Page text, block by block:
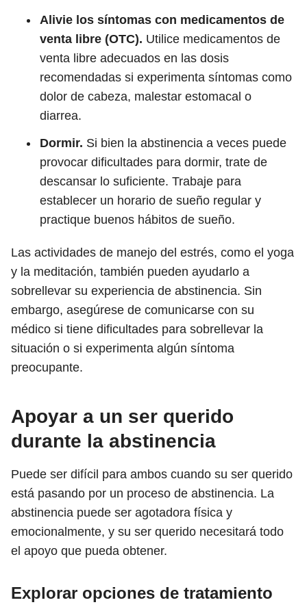
Alivie los síntomas con medicamentos de
venta libre (OTC). Utilice medicamentos de
venta libre adecuados en las dosis
recomendadas si experimenta síntomas como
dolor de cabeza, malestar estomacal o
diarrea.
Dormir. Si bien la abstinencia a veces puede
provocar dificultades para dormir, trate de
descansar lo suficiente. Trabaje para
establecer un horario de sueño regular y
practique buenos hábitos de sueño.
Las actividades de manejo del estrés, como el yoga
y la meditación, también pueden ayudarlo a
sobrellevar su experiencia de abstinencia. Sin
embargo, asegúrese de comunicarse con su
médico si tiene dificultades para sobrellevar la
situación o si experimenta algún síntoma
preocupante.
Apoyar a un ser querido
durante la abstinencia
Puede ser difícil para ambos cuando su ser querido
está pasando por un proceso de abstinencia. La
abstinencia puede ser agotadora física y
emocionalmente, y su ser querido necesitará todo
el apoyo que pueda obtener.
Explorar opciones de tratamiento